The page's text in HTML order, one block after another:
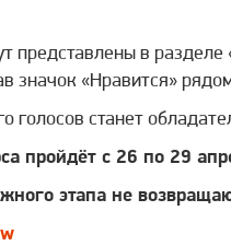
представлены в
значок «Нравится»
станет
пройдёт с 26 по 29
этапа не